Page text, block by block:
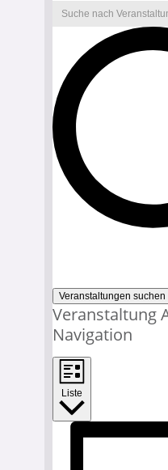
Veranstaltungen suchen
Veranstaltung
Navigation
Liste